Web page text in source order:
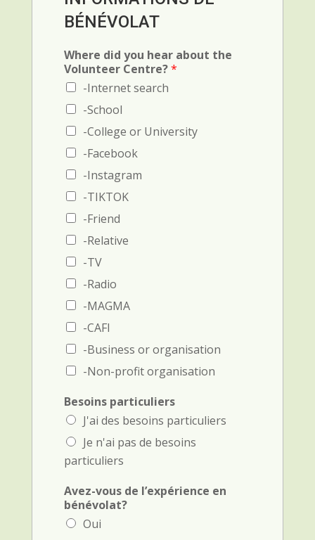
e
(
N
o
m
e
t
t
é
é
p
o
n
e
)
r
e
c
e
(
N
o
e
t
é
l
é
p
h
o
n
e
)
BÉNÉVOLAT
Where did you hear about the
Volunteer Centre?*
-Internet search
-School
-College or University
-Facebook
-Instagram
-TIKTOK
-Friend
-Relative
-TV
-Radio
-MAGMA
-CAFI
-Business or organisation
-Non-profit organisation
Besoins particuliers
J'ai des besoins particuliers
Je n'ai pas de besoins
particuliers
Avez-vous de l’expérience en
bénévolat?
Oui